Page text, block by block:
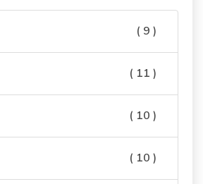
( 9 )
( 11 )
( 10 )
( 10 )